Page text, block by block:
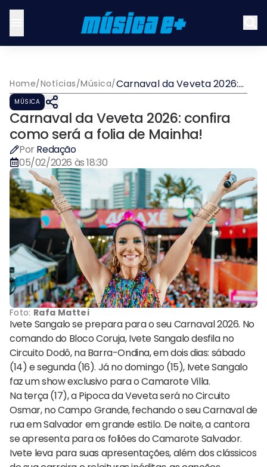
Home/Notícias/Música/Carnaval da Veveta 2026:
confira como será a folia
MÚSICA
Carnaval da Veveta 2026: confira
como será a folia de Mainha!
Por Redação
05/02/2026 às 18:30
Foto: Rafa Mattei
Ivete Sangalo se prepara para o seu Carnaval 2026. No
comando do Bloco Coruja, Ivete Sangalo desfila no
Circuito Dodô, na Barra-Ondina, em dois dias: sábado
(14) e segunda (16). Já no domingo (15), Ivete Sangalo
faz um show exclusivo para o Camarote Villa.
Na terça (17), a Pipoca da Veveta será no Circuito
Osmar, no Campo Grande, fechando o seu Carnaval de
rua em Salvador em grande estilo. De noite, a cantora
se apresenta para os foliões do Camarote Salvador.
Ivete leva para suas apresentações, além dos clássicos